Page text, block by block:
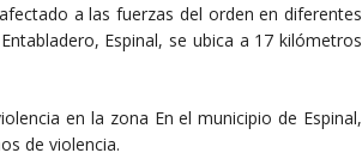
a las fuerzas del orden en diferentes
Espinal, se ubica a 17 kilómetros
en la zona En el municipio de Espinal,
de violencia.